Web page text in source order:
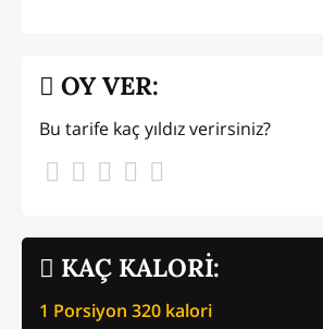
KAÇ KALORİ:
1 Porsiyon 320 kalori
OY VER:
Bu tarife kaç yıldız verirsiniz?